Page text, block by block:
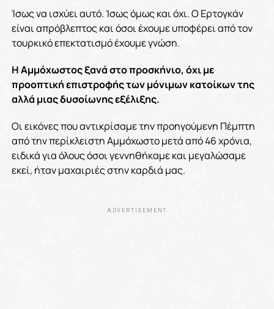
Ίσως να ισχύει αυτό. Ίσως όμως και όχι. Ο Ερτογκάν
είναι απρόβλεπτος και όσοι έχουμε υποφέρει από τον
τουρκικό επεκτατισμό έχουμε γνώση.
Η Αμμόχωστος ξανά στο προσκήνιο, όχι με
προοπτική επιστροφής των μόνιμων κατοίκων της
αλλά μιας δυσοίωνης εξέλιξης.
Οι εικόνες που αντικρίσαμε την προηγούμενη Πέμπτη
από την περίκλειστη Αμμόχωστο μετά από 46 χρόνια,
ειδικά για όλους όσοι γεννηθήκαμε και μεγαλώσαμε
εκεί, ήταν μαχαιριές στην καρδιά μας.
ADVERTISEMENT